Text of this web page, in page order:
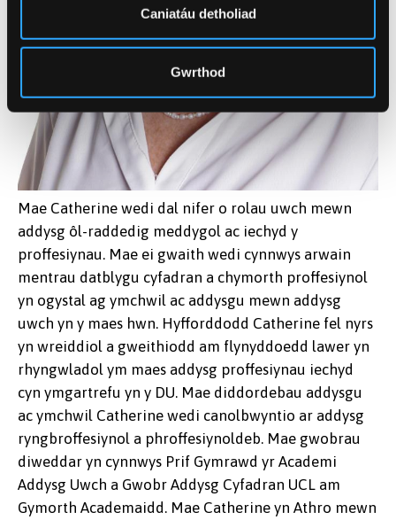
Caniatáu detholiad
Gwrthod
Mae Catherine wedi dal nifer o rolau uwch mewn
addysg ôl-raddedig meddygol ac iechyd y
proffesiynau. Mae ei gwaith wedi cynnwys arwain
mentrau datblygu cyfadran a chymorth proffesiynol
yn ogystal ag ymchwil ac addysgu mewn addysg
uwch yn y maes hwn. Hyfforddodd Catherine fel nyrs
yn wreiddiol a gweithiodd am flynyddoedd lawer yn
rhyngwladol ym maes addysg proffesiynau iechyd
cyn ymgartrefu yn y DU. Mae diddordebau addysgu
ac ymchwil Catherine wedi canolbwyntio ar addysg
ryngbroffesiynol a phroffesiynoldeb. Mae gwobrau
diweddar yn cynnwys Prif Gymrawd yr Academi
Addysg Uwch a Gwobr Addysg Cyfadran UCL am
Gymorth Academaidd. Mae Catherine yn Athro mewn